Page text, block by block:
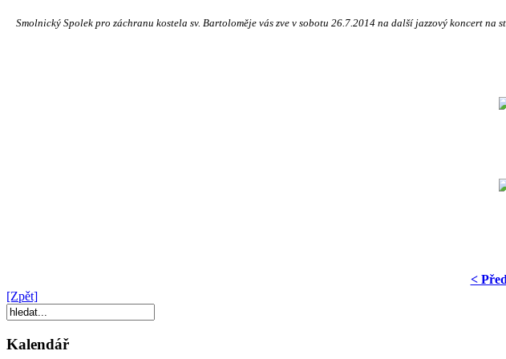
Smolnický Spolek pro záchranu kostela sv. Bartoloměje vás zve v sobotu 26.7.2014 na další jazzový koncert
<
[Zpět]
Kalendář